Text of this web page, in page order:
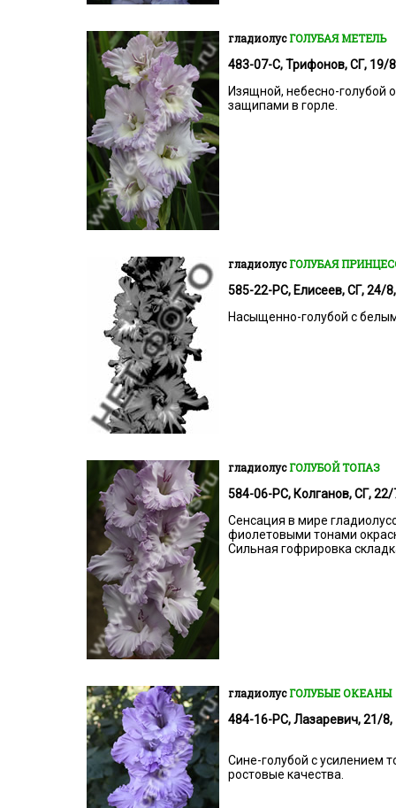
гладиолусГОЛУБАЯ МЕТЕЛЬ
483-07-С, Трифонов, СГ, 19/
Изящной, небесно-голубой
защипами в горле.
гладиолусГОЛУБАЯ
585-22-РС, Елисеев, СГ, 24/
Насыщенно-голубой с
гладиолусГОЛУБОЙ ТОПАЗ
584-06-РС, Колганов, СГ, 22/
Сенсация в мире
фиолетовыми тонами
Сильная гофрировка
гладиолусГОЛУБЫЕ ОКЕАНЫ
484-16-РС, Лазаревич, 21/8,
Сине-голубой с усилением
ростовые качества.